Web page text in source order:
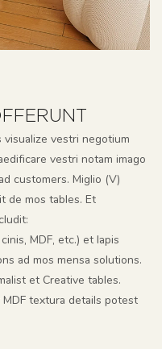
visualize vestri negotium
vestri notam imago
customers. Miglio (V)
de mos tables. Et
MDF, etc.) et lapis
ad mos mensa solutions.
et Creative tables.
textura details potest